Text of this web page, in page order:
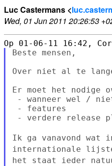
Luc Castermans <
Wed, 01 Jun 2011 20:26:53
Beste mensen,
Over niet al te
Er moet het nodige
- wanneer wel /
- features
- verdere release
Ik ga vanavond wat
internationale
het staat ieder